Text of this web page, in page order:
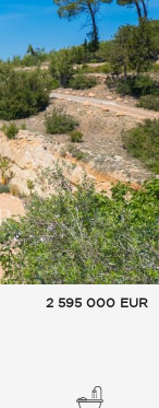
2 595 000 EUR